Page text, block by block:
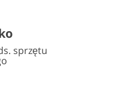
sprzętu